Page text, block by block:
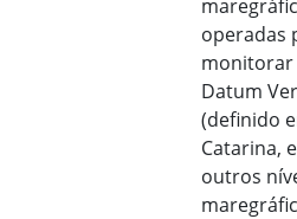
operadas
monitorar
Datum
(definido
Catarina,
outros